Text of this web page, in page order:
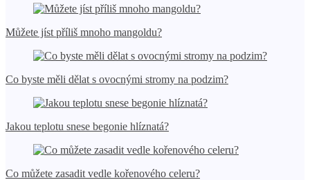
Můžete jíst příliš mnoho mangoldu?
Co byste měli dělat s ovocnými stromy na podzim?
Jakou teplotu snese begonie hlíznatá?
Co můžete zasadit vedle kořenového celeru?